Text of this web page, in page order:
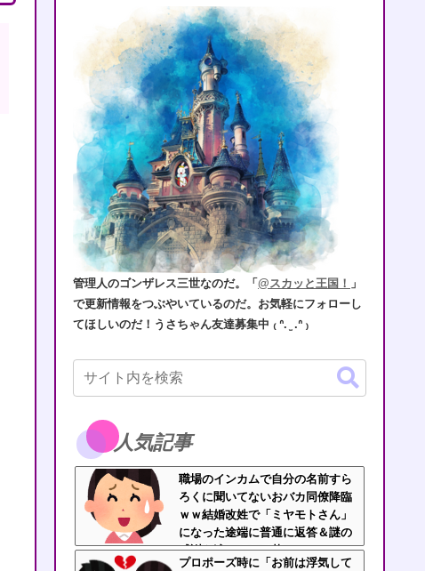
管理人のゴンザレス三世なのだ。「@スカッと王国！ 」
で更新情報をつぶやいているのだ。お気軽にフォローし
てほしいのだ！うさちゃん友達募集中 ₍ ᐢ. ̫ .ᐢ ₎
人気記事
職場のインカムで自分の名前すら
ろくに聞いてないおバカ同僚降臨
ｗｗ結婚改姓で「ミヤモトさん」
になった途端に普通に返答＆謎の
感謝を述べてきて草wwwww
プロポーズ時に「お前は浮気して